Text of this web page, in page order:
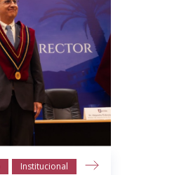
Institucional